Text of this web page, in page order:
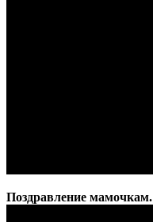
Поздравление мамочкам.